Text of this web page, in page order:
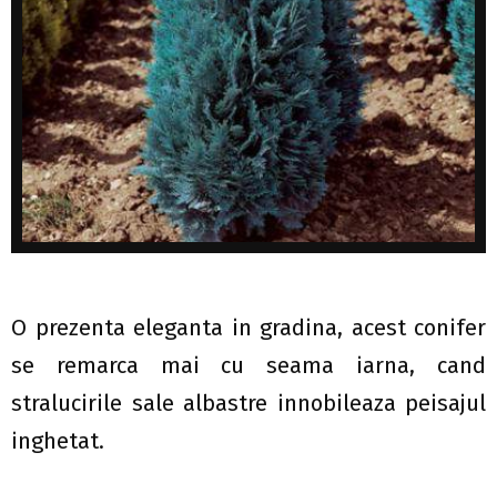
O prezenta eleganta in gradina, acest conifer
se remarca mai cu seama iarna, cand
stralucirile sale albastre innobileaza peisajul
inghetat.